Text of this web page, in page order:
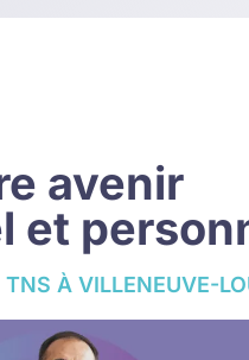
avenir
et
À VILLENEUVE-